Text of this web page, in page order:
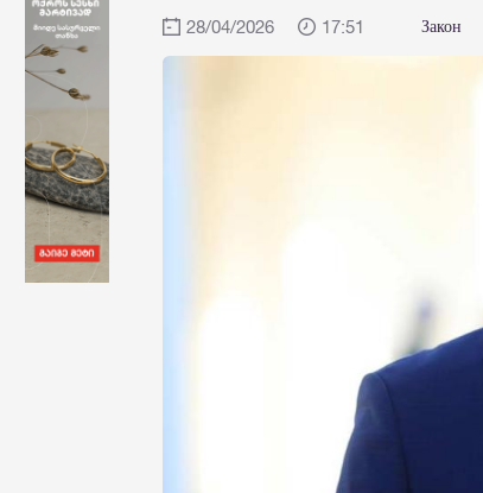
28/04/2026 17:51 Закон